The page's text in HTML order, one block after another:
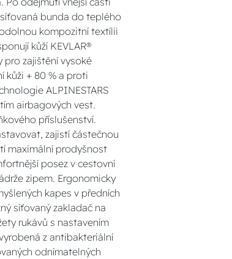
bunda do teplého
kompozitní textílii
kůží KEVLAR®
pro zajištění vysoké
+ 80 % a proti
ALPINESTARS
airbagových vest.
příslušenství.
zajistí částečnou
maximální prodyšnost
posez v cestovní
zipem. Ergonomicky
kapes v předních
síťovaný zakladač na
rukávů s nastavením
z antibakteriální
odnímatelných